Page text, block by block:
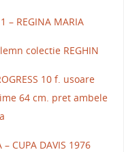
– REGINA MARIA
colectie REGHIN
10 f. usoare
64 cm. pret ambele
CUPA DAVIS 1976